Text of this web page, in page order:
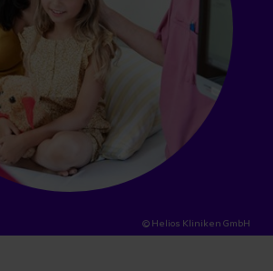
© Helios Kliniken GmbH